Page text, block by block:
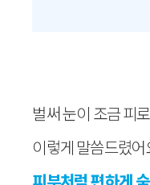
벌써 눈이 조금 피
이렇게 말씀드렸어